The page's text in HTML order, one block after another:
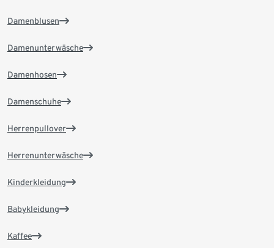
Damenblusen
Damenunterwäsche
Damenhosen
Damenschuhe
Herrenpullover
Herrenunterwäsche
Kinderkleidung
Babykleidung
Kaffee